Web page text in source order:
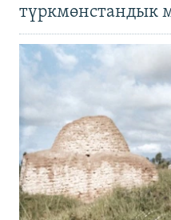
түркмөнстандык